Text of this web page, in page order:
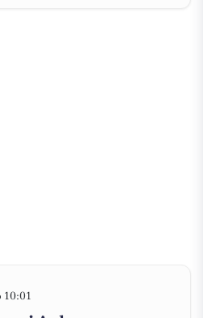
10:01